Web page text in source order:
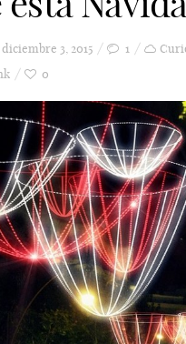
diciembre 3, 2015 1
0